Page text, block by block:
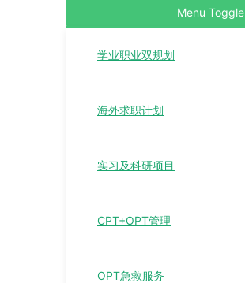
Menu Toggle
学业职业双规划
海外求职计划
实习及科研项目
CPT+OPT管理
OPT急救服务